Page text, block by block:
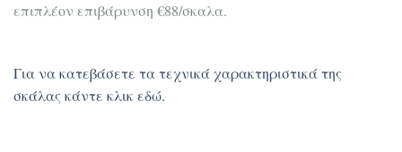
επιπλέον επιβάρυνση €88/σκαλα.
Για να κατεβάσετε τα τεχνικά χαρακτηριστικά της
σκάλας κάντε κλικ εδώ.